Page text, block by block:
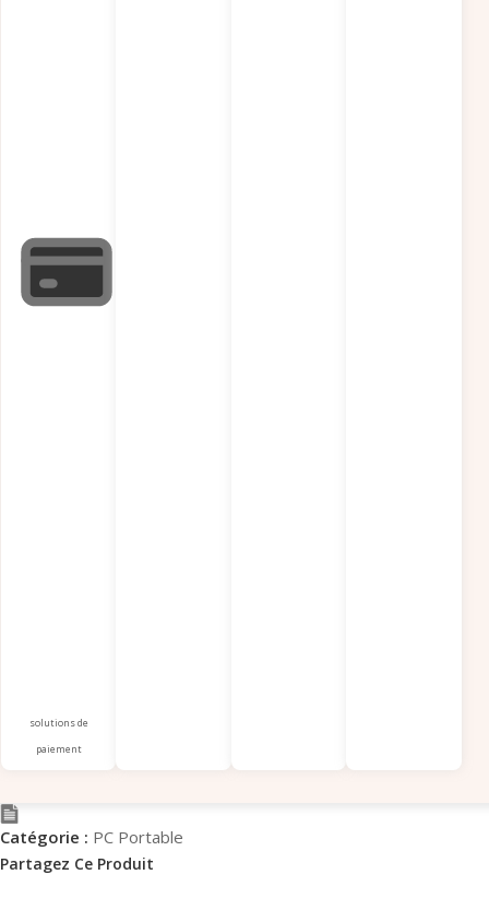
solutions de
paiement
Catégorie : PC Portable
Partagez Ce Produit